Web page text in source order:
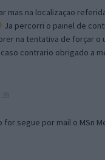
mas na localizaçao
Ja percorri o painel de
na tentativa de forçar o
contrario obrigado a
for segue por mail o MSn